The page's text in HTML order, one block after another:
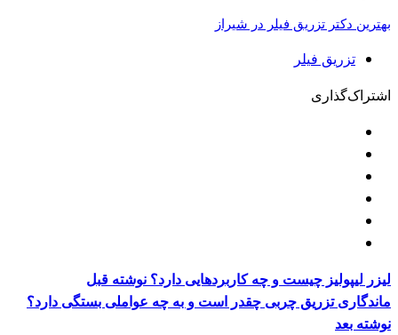
بهترین دکتر تزریق فیلر در شیراز
تزریق فیلر
اشتراک‌گذاری
لیزر لیپولیز چیست و چه کاربردهایی دارد؟ نوشته قبل
ماندگاری تزریق چربی چقدر است و به چه عواملی بستگی دارد؟
نوشته بعد